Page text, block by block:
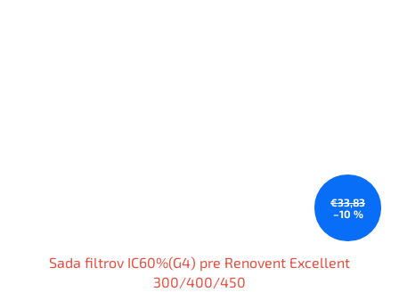
€33,83
–10 %
Sada filtrov IC60%(G4) pre Renovent Excellent
300/400/450